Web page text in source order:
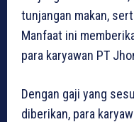
tunjangan makan,
Manfaat ini
para karyawan PT
Dengan gaji yang
diberikan, para